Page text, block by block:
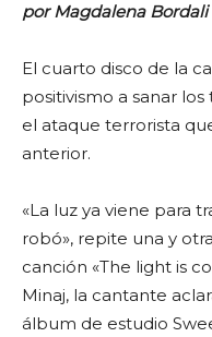
por Magdalena Bordali
El cuarto disco de la
positivismo a sanar
el ataque terrorista
anterior.
«La luz ya viene para
robó», repite una y
canción «The light is
Minaj, la cantante
álbum de estudio